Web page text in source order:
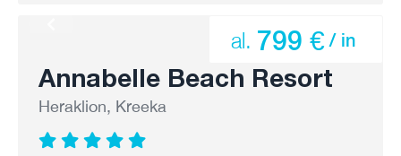
Annabelle Beach Resort
Heraklion, Kreeka
al. 799 € / in